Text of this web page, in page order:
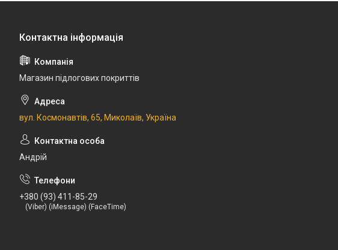
Магазин підлогових покриттів
вул. Космонавтів, 65, Миколаїв, Україна
Андрій
+380 (93) 411-85-29
(Viber) (iMessage) (FaceTime)